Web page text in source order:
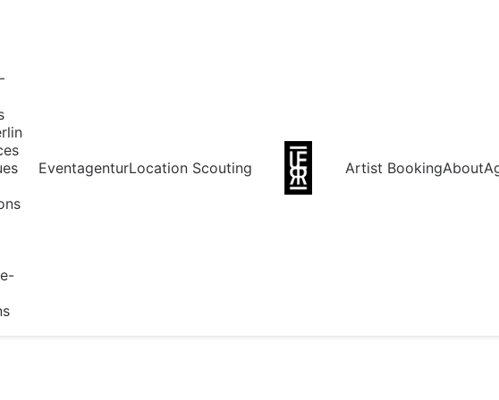
EventagenturLocation Scouting Artist BookingAbout